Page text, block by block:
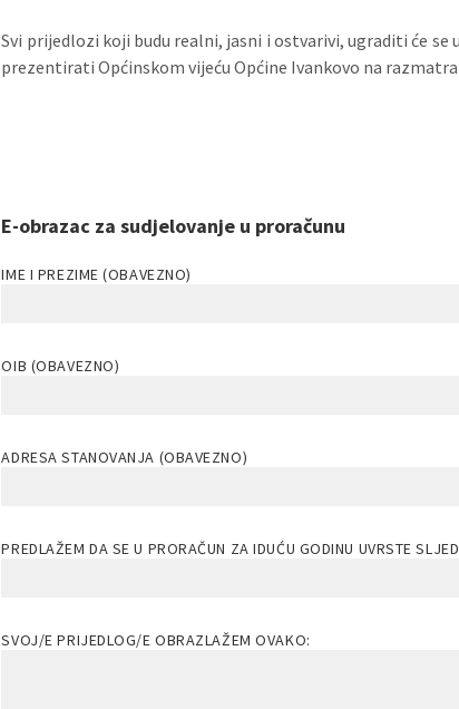
Svi prijedlozi koji budu realni, jasni i ostvarivi, ugraditi će se
prezentirati Općinskom vijeću Općine Ivankovo na
E-obrazac za sudjelovanje u proračunu
IME I PREZIME (OBAVEZNO)
OIB (OBAVEZNO)
ADRESA STANOVANJA (OBAVEZNO)
PREDLAŽEM DA SE U PRORAČUN ZA IDUĆU GODINU UVRSTE
SVOJ/E PRIJEDLOG/E OBRAZLAŽEM OVAKO: